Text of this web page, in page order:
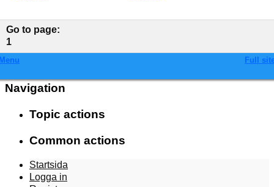
Go to page:
1
Full
Navigation
Topic actions
Common actions
Startsida
Logga in